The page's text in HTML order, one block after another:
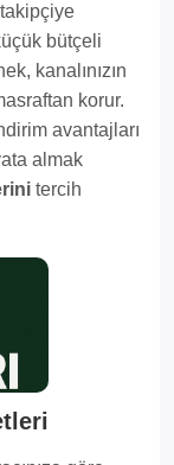
bütçeli
kanalınızın
korur.
avantajları
almak
tercih